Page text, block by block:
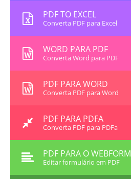
PDF TO EXCEL
Converta PDF para Excel
WORD PARA PDF
Converta Word para PDF
PDF PARA WORD
Converta PDF para Word
PDF PARA PDFA
Converta PDF para PDFa
PDF PARA O WEBFORM
Editar formulário em PDF